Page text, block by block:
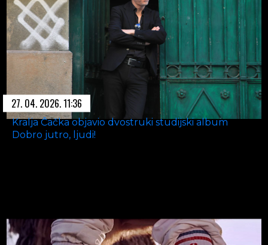
27. 04. 2026. 11:36
Kralja Čačka objavio dvostruki studijski album
Dobro jutro, ljudi!